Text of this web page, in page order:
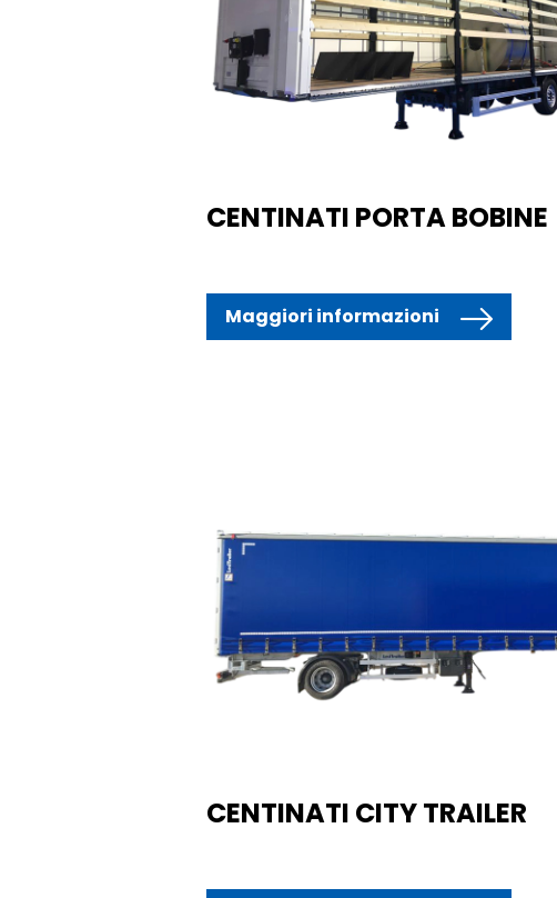
CENTINATI PORTA BOBINE
Maggiori informazioni
CENTINATI CITY TRAILER